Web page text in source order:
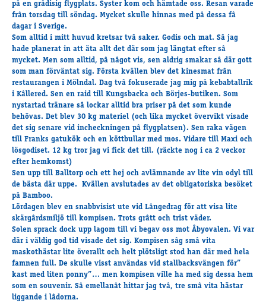
Exponering & värdskap
Aktiviteter
Hört och hänt
Tävling
Tävlingsserier
Träning och provlopp
Aktiva
Månadens hästägare 2026
Månadens B-tränare 2026
Euro Classic Trot
Åby Stora Pris 2026
Supertorsdag för företag
Supertorsdag
Ponnytravtävlingar
Ridsport
pâ en grâdisig flygplats. Syster kom och hämtade oss. Resan varade
frân torsdag till söndag. Mycket skulle hinnas med pâ dessa fâ
dagar i Sverige.
Som alltid i mitt huvud kretsar tvâ saker. Godis och mat. Sâ jag
hade planerat in att äta allt det där som jag längtat efter sâ
mycket. Men som alltid, pâ nâgot vis, sen aldrig smakar sâ där gott
som man förväntat sig. Första kvällen blev det kinesmat frân
restaurangen i Mölndal. Dag tvâ fokuserade jag mig pâ kebabtallrik
i Kâllered. Sen en raid till Kungsbacka och Börjes-butiken. Som
nystartad tränare sâ lockar alltid bra priser pâ det som kunde
behövas. Det blev 30 kg materiel (och lika mycket övervikt visade
det sig senare vid incheckningen pâ flygplatsen). Sen raka vägen
till Franks gatukök och en köttbullar med mos. Vidare till Maxi och
lösgodiset. 12 kg tror jag vi fick det till. (räckte nog i ca 2 veckor
efter hemkomst)
Sen upp till Balltorp och ett hej och avlämnande av lite vin odyl till
de bästa där uppe. Kvällen avslutades av det obligatoriska besöket
pâ Bamboo.
Lördagen blev en snabbvisist ute vid Lângedrag för att visa lite
skärgârdsmiljö till kompisen. Trots grâtt och trist väder.
Solen sprack dock upp lagom till vi begav oss mot Âbyovalen. Vi var
där i väldig god tid visade det sig. Kompisen sâg smâ vita
maskothästar lite överallt och helt plötsligt stod han där med hela
famnen full. De skulle visst användas vid stallbacksvängen för”
kast med liten ponny”… men kompisen ville ha med sig dessa hem
som en souvenir. Sâ emellanât hittar jag tvâ, tre smâ vita hästar
liggande i lâdorna.